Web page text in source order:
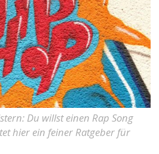
Du willst einen Rap Song
hier ein feiner Ratgeber für